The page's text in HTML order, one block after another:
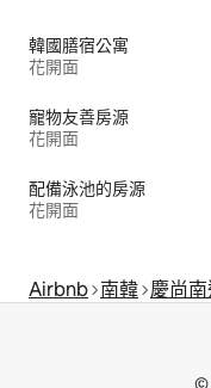
韓國膳宿公寓
花開面
寵物友善房源
花開面
配備泳池的房源
花開面
Airbnb 南韓 慶尚